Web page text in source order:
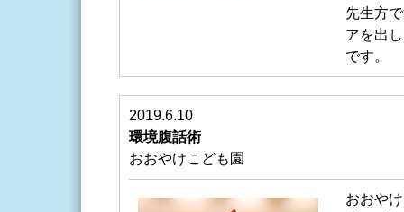
先生方
アを出
です。
2019.6.10
環境腹話術
おおやけこども園
おおや